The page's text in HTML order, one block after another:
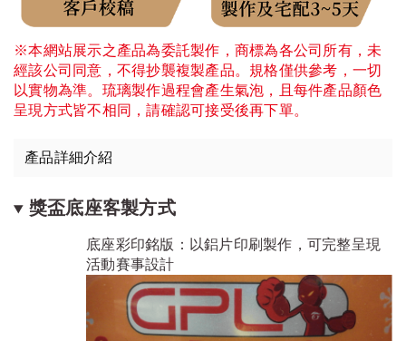
※本網站展示之產品為委託製作，商標為各公司所有，未
經該公司同意，不得抄襲複製產品。規格僅供參考，一切
以實物為準。琉璃製作過程會產生氣泡，且每件產品顏色
呈現方式皆不相同，請確認可接受後再下單。
產品詳細介紹
獎盃底座客製方式
底座彩印銘版：以鋁片印刷製作，可完整呈現
活動賽事設計